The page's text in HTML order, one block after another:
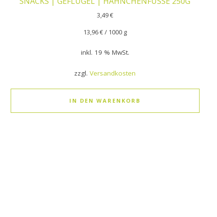
3,49€
13,96€/ 1000 g
inkl. 19 % MwSt.
zzgl.Versandkosten
IN DEN WARENKORB